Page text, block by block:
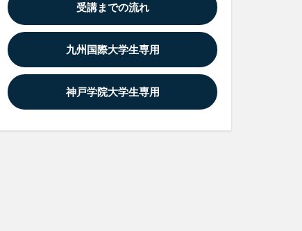
受講までの流れ
九州国際大学生専用
神戸学院大学生専用